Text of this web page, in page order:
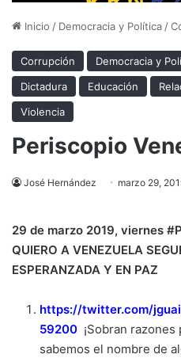
Inicio / Democracia y Política /
Corrupción Democracia y
Dictadura
Educación
Violencia
Periscopio
José Hernández marzo 29,
29 de marzo 2019, viernes
QUIERO A VENEZUELA
ESPERANZADA Y EN PAZ
https://twitter.com/
59200 ¡Sobran
sabemos el nombre de